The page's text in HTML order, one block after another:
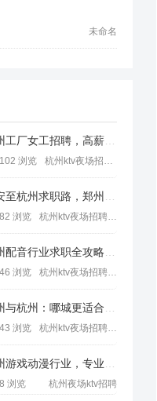
未命名
102 浏览 杭州ktv夜场招聘信息
82 浏览 杭州ktv夜场招聘信息
46 浏览 杭州ktv夜场招聘信息
43 浏览 杭州ktv夜场招聘信息
8 浏览 杭州夜场ktv招聘